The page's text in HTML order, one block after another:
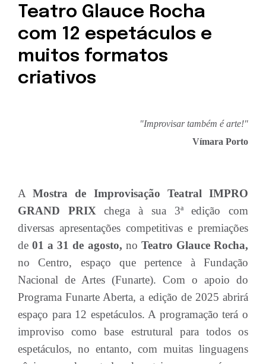
Teatro Glauce Rocha
com 12 espetáculos e
muitos formatos
criativos
"Improvisar também é arte!"
Vímara Porto
AMostra de Improvisação Teatral IMPRO
GRAND PRIXchega à sua 3ª edição com
diversas apresentações competitivas e premiações
de 01 a 31 de agosto, no Teatro Glauce Rocha,
no Centro, espaço que pertence à Fundação
Nacional de Artes (Funarte). Com o apoio do
Programa Funarte Aberta, a edição de 2025 abrirá
espaço para 12 espetáculos. A programação terá o
improviso como base estrutural para todos os
espetáculos, no entanto, com muitas linguagens